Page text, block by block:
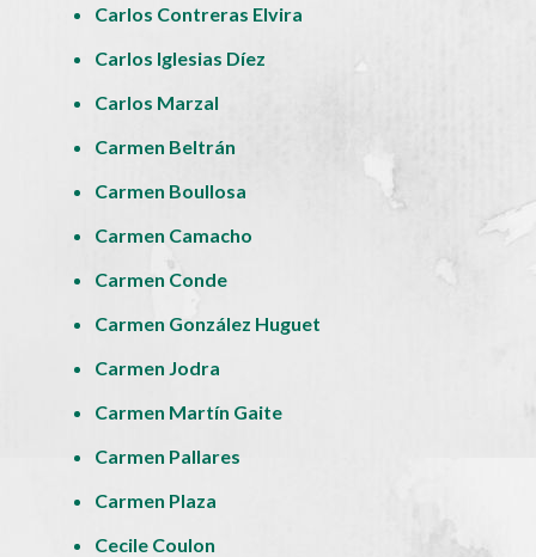
Carlos Contreras Elvira
Carlos Iglesias Díez
Carlos Marzal
Carmen Beltrán
Carmen Boullosa
Carmen Camacho
Carmen Conde
Carmen González Huguet
Carmen Jodra
Carmen Martín Gaite
Carmen Pallares
Carmen Plaza
Cecile Coulon